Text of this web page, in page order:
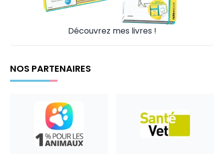
Découvrez mes livres !
NOS PARTENAIRES